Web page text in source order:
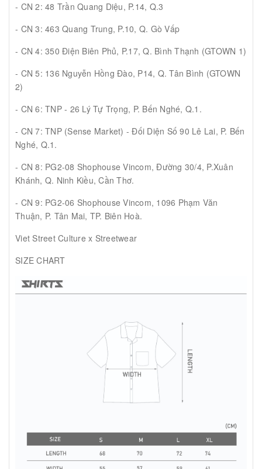
- CN 2: 48 Trần Quang Diệu, P.14, Q.3
- CN 3: 463 Quang Trung, P.10, Q. Gò Vấp
- CN 4: 350 Điện Biên Phủ, P.17, Q. Bình Thạnh (GTOWN 1)
- CN 5: 136 Nguyễn Hồng Đào, P14, Q. Tân Bình (GTOWN
2)
- CN 6: TNP - 26 Lý Tự Trọng, P. Bến Nghé, Q.1.
- CN 7: TNP (Sense Market) - Đối Diện Số 90 Lê Lai, P. Bến
Nghé, Q.1.
- CN 8: PG2-08 Shophouse Vincom, Đường 30/4, P.Xuân
Khánh, Q. Ninh Kiều, Cần Thơ.
- CN 9: PG2-06 Shophouse Vincom, 1096 Phạm Văn
Thuận, P. Tân Mai, TP. Biên Hoà.
Viet Street Culture x Streetwear
SIZE CHART